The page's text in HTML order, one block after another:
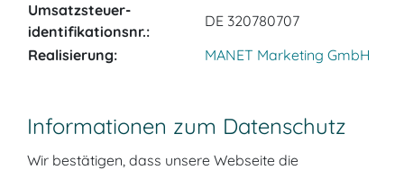
Umsatzsteuer­
identifikationsnr.:
DE 320780707
Realisierung:
MANET Marketing GmbH
Informationen zum Datenschutz
Wir bestätigen, dass unsere Webseite die